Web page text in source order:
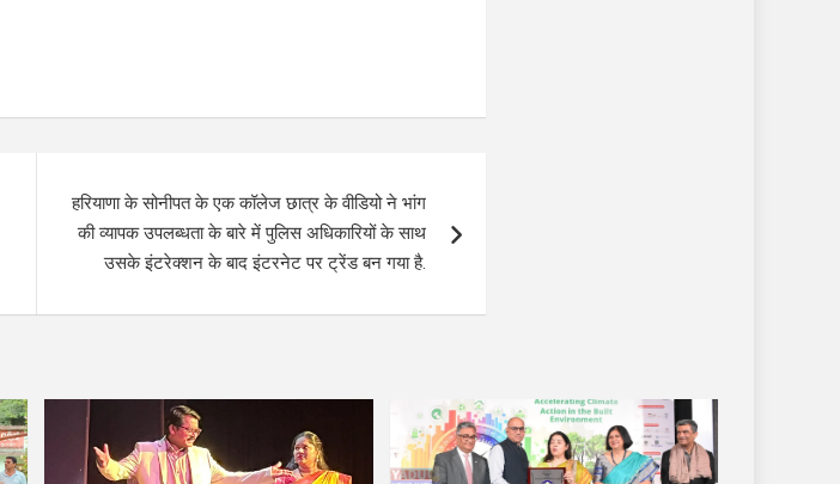
हरियाणा के सोनीपत के एक कॉलेज छात्र के वीडियो ने भांग
की व्यापक उपलब्धता के बारे में पुलिस अधिकारियों के साथ
उसके इंटरेक्शन के बाद इंटरनेट पर ट्रेंड बन गया है.